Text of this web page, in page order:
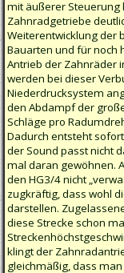
mit äußerer Steuerung
Zahnradgetriebe
Weiterentwicklung der
Bauarten und für noch
Antrieb der Zahnräder
werden bei dieser
Niederdrucksystem
den Abdampf der
Schläge pro
Dadurch entsteht
der Sound passt nicht
mal daran gewöhnen.
den HG3/4 nicht
zugkräftig, dass wohl
darstellen.
diese Strecke schon
klingt der
gleichmäßig, dass